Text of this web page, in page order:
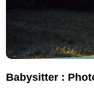
Babysitter :